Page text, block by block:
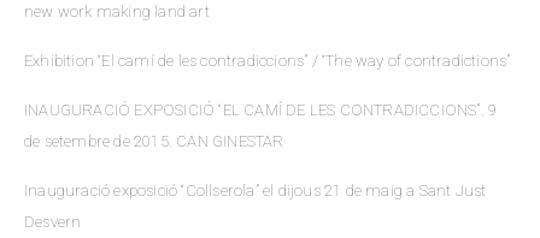
new work making land art
Exhibition “El camí de les contradiccions” / “The way of contradictions”
INAUGURACIÓ EXPOSICIÓ “EL CAMÍ DE LES CONTRADICCIONS”. 9
de setembre de 2015. CAN GINESTAR
Inauguració exposició “Collserola” el dijous 21 de maig a Sant Just
Desvern